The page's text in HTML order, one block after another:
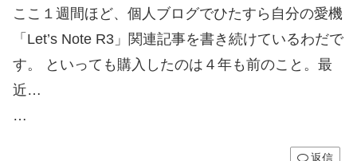
ここ１週間ほど、個人ブログでひたすら自分の愛機
「Let’s Note R3」関連記事を書き続けているわだで
す。 といっても購入したのは４年も前のこと。最
近…
…
返信